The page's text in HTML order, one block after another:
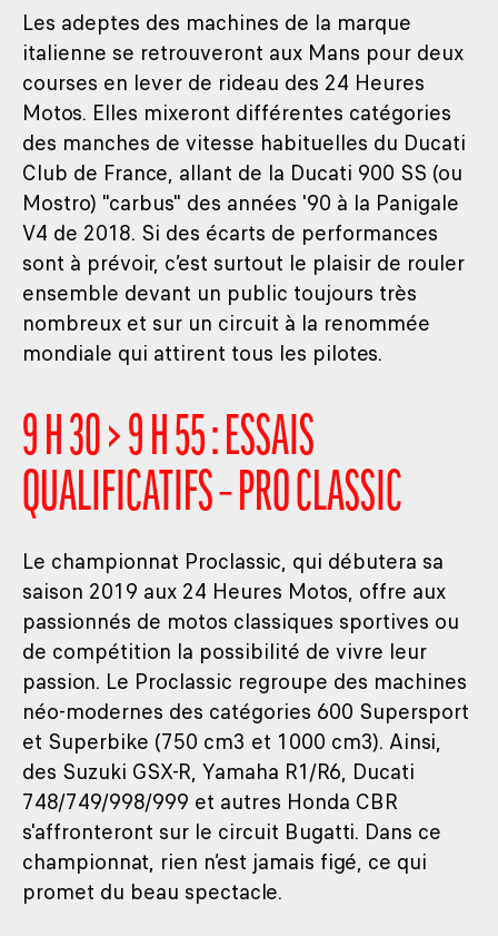
Les adeptes des machines de la marque
italienne se retrouveront aux Mans pour deux
courses en lever de rideau des 24 Heures
Motos. Elles mixeront différentes catégories
des manches de vitesse habituelles du Ducati
Club de France, allant de la Ducati 900 SS (ou
Mostro) "carbus" des années '90 à la Panigale
V4 de 2018. Si des écarts de performances
sont à prévoir, c’est surtout le plaisir de rouler
ensemble devant un public toujours très
nombreux et sur un circuit à la renommée
mondiale qui attirent tous les pilotes.
9 H 30 > 9 H 55 : ESSAIS
QUALIFICATIFS – PRO CLASSIC
Le championnat Proclassic, qui débutera sa
saison 2019 aux 24 Heures Motos, offre aux
passionnés de motos classiques sportives ou
de compétition la possibilité de vivre leur
passion. Le Proclassic regroupe des machines
néo-modernes des catégories 600 Supersport
et Superbike (750 cm3 et 1000 cm3). Ainsi,
des Suzuki GSX-R, Yamaha R1/R6, Ducati
748/749/998/999 et autres Honda CBR
s'affronteront sur le circuit Bugatti. Dans ce
championnat, rien n’est jamais figé, ce qui
promet du beau spectacle.